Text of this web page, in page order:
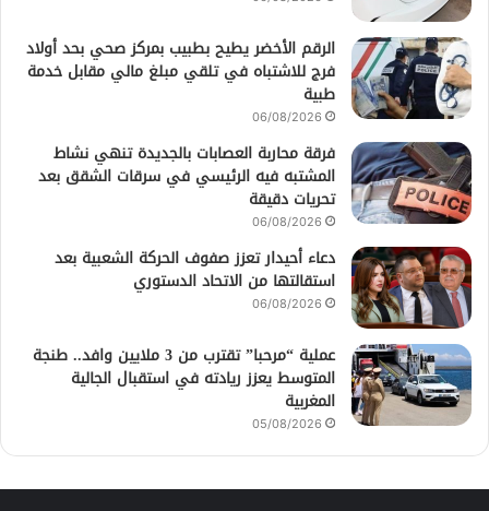
الرقم الأخضر يطيح بطبيب بمركز صحي بحد أولاد
فرج للاشتباه في تلقي مبلغ مالي مقابل خدمة
طبية
06/08/2026
فرقة محاربة العصابات بالجديدة تنهي نشاط
المشتبه فيه الرئيسي في سرقات الشقق بعد
تحريات دقيقة
06/08/2026
دعاء أحيدار تعزز صفوف الحركة الشعبية بعد
استقالتها من الاتحاد الدستوري
06/08/2026
عملية “مرحبا” تقترب من 3 ملايين وافد.. طنجة
المتوسط يعزز ريادته في استقبال الجالية
المغربية
05/08/2026